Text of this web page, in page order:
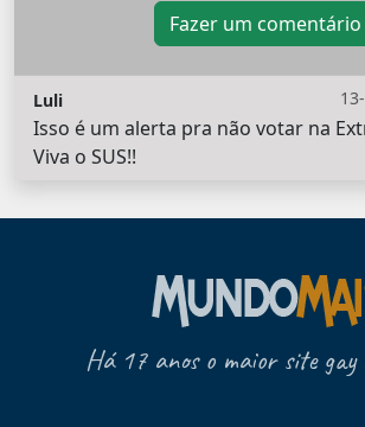
Fazer um comentário
Luli
Isso é um alerta pra não votar na
Viva o SUS!!
Há 17 anos o maior site gay